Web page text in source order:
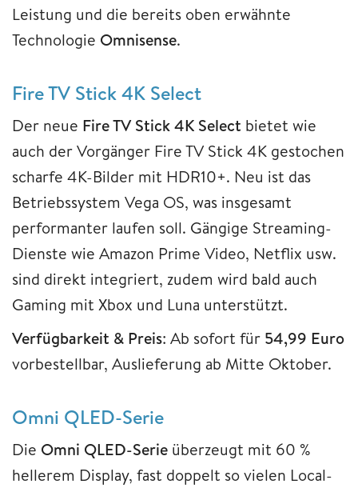
Leistung und die bereits oben erwähnte
Technologie Omnisense.
Fire TV Stick 4K Select
Der neue Fire TV Stick 4K Select bietet wie
auch der Vorgänger Fire TV Stick 4K gestochen
scharfe 4K-Bilder mit HDR10+. Neu ist das
Betriebssystem Vega OS, was insgesamt
performanter laufen soll. Gängige Streaming-
Dienste wie Amazon Prime Video, Netflix usw.
sind direkt integriert, zudem wird bald auch
Gaming mit Xbox und Luna unterstützt.
Verfügbarkeit & Preis: Ab sofort für 54,99 Euro
vorbestellbar, Auslieferung ab Mitte Oktober.
Omni QLED-Serie
Die Omni QLED-Serie überzeugt mit 60 %
hellerem Display, fast doppelt so vielen Local-